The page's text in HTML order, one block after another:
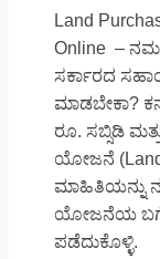
Land
Online –
ಸರ್ಕಾರದ
ಮಾಡಬೇಕಾ?
ರೂ. ಸಬ್ಸಿಡಿ
ಯೋಜನೆ (Land
ಮಾಹಿತಿಯನ್ನು
ಯೋಜನೆಯ
ಪಡೆದುಕೊಳ್ಳಿ.